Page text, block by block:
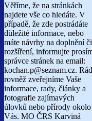
Věříme, že na stránkách
najdete vše co hledáte. V
případě, že zde postrádáte
důležité informace, nebo
máte návrhy na doplnění či
rozšíření, informujte
správce stránek na email:
kochan.p@seznam.cz.
rovněž zveřejníme Vaše
informace, rady, články a
fotografie zajímavých
úlovků nebo přírody okolo
Vás. MO ČRS Karviná